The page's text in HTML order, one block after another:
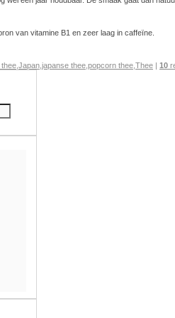
van vitamine B1 en zeer laag in caffeïne.
Japan japanse thee popcorn thee Thee | 10